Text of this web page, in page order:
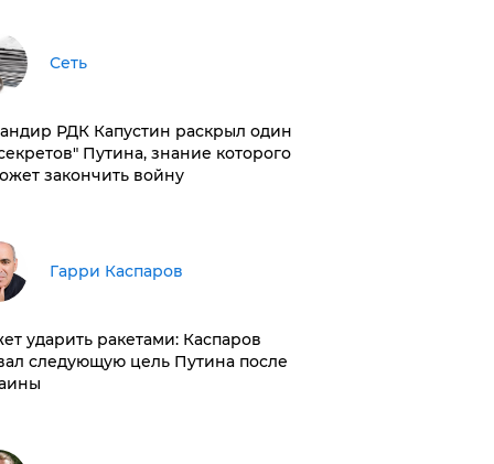
Сеть
РДК Капустин раскрыл один
Путина, знание которого
закончить войну
Гарри Каспаров
ударить ракетами: Каспаров
следующую цель Путина после